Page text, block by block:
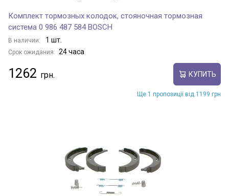
Комплект тормозных колодок, стояночная тормозная
система 0 986 487 584 BOSCH
В наличии: 1 шт.
Срок ожидания: 24 часа
1262 КУПИТЬ
Ще 1 пропозиції від 1199 грн